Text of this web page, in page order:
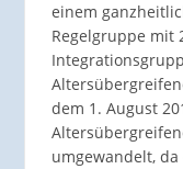
einem
Regelgruppe mit
dem 1. August
umgewandelt,